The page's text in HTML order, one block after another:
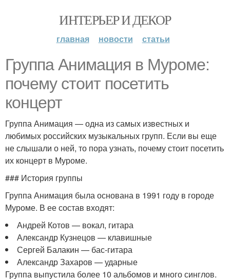
ИНТЕРЬЕР И ДЕКОР
главная новости статьи
Группа Анимация в Муроме:
почему стоит посетить
концерт
Группа Анимация — одна из самых известных и
любимых российских музыкальных групп. Если вы еще
не слышали о ней, то пора узнать, почему стоит посетить
их концерт в Муроме.
### История группы
Группа Анимация была основана в 1991 году в городе
Муроме. В ее состав входят:
Андрей Котов — вокал, гитара
Александр Кузнецов — клавишные
Сергей Балакин — бас-гитара
Александр Захаров — ударные
Группа выпустила более 10 альбомов и много синглов.